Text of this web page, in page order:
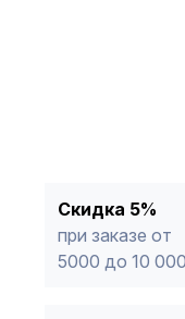
Скидка 5%
при заказе от
5000 до 10